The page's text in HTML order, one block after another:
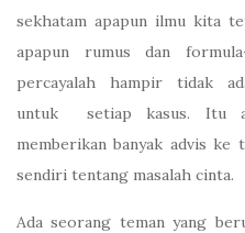
sekhatam apapun ilmu kita
apapun rumus dan
percayalah hampir tidak
untuk setiap kasus. Itu
memberikan banyak advis
sendiri tentang masalah cinta.
Ada seorang teman yang